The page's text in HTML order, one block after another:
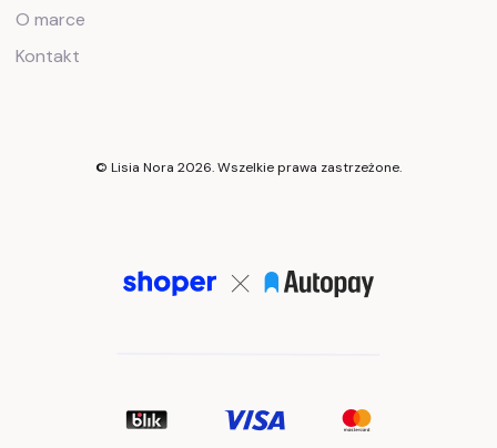
O marce
Kontakt
© Lisia Nora 2026. Wszelkie prawa zastrzeżone.